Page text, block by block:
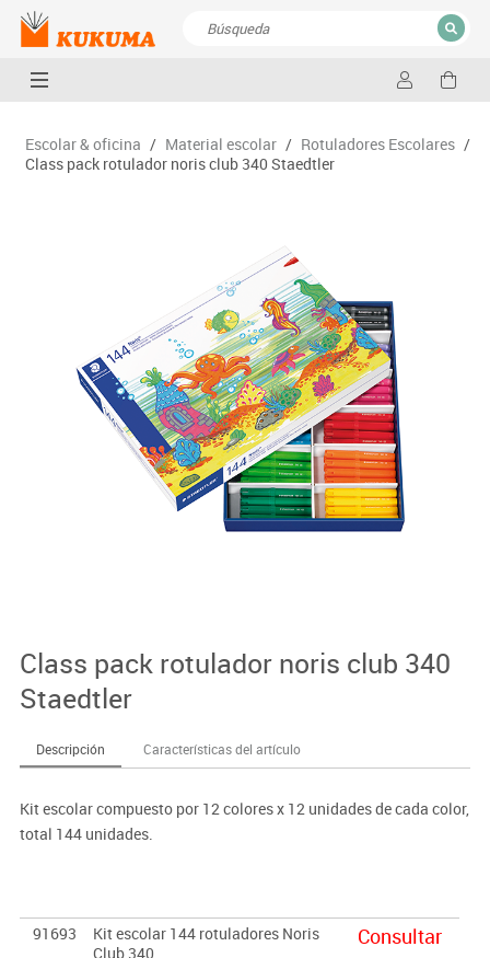
CERRAR
Escolar & oficina / Material escolar / Rotuladores Escolares /
Class pack rotulador noris club 340 Staedtler
Class pack rotulador noris club 340
Staedtler
Descripción Características del artículo
Kit escolar compuesto por 12 colores x 12 unidades de cada color,
total 144 unidades.
91693
Kit escolar 144 rotuladores Noris
Club 340
Consultar